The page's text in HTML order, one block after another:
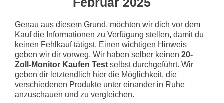
Genau aus diesem Grund, möchten wir dich vor dem
Kauf die Informationen zu Verfügung stellen, damit du
keinen Fehlkauf tätigst. Einen wichtigen Hinweis
geben wir dir vorweg. Wir haben selber keinen 20-
Zoll-Monitor Kaufen Test selbst durchgeführt. Wir
geben dir letztendlich hier die Möglichkeit, die
verschiedenen Produkte unter einander in Ruhe
anzuschauen und zu vergleichen.